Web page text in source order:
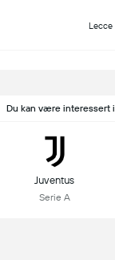
Lecce
Du kan være interessert i
Juventus
Serie A